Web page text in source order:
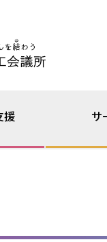
援 サ